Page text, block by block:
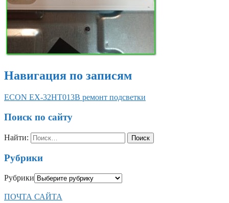
Навигация по записям
ECON EX-32HT013B ремонт подсветки
Поиск по сайту
Найти:
Рубрики
Рубрики
ПОЧТА САЙТА